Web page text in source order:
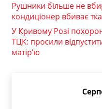
Рушники більше не
кондиціонер вбиває
У Кривому Розі
ТЦК: просили
матір’ю